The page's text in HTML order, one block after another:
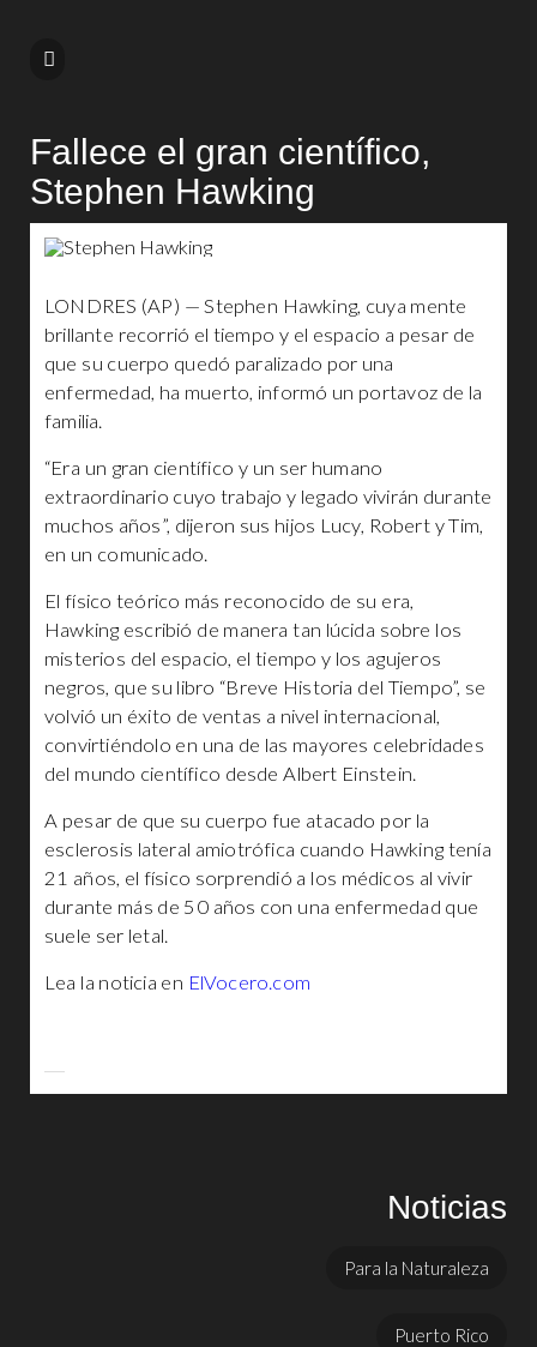
Fallece el gran científico,
Stephen Hawking
LONDRES (AP) — Stephen Hawking, cuya mente
brillante recorrió el tiempo y el espacio a pesar de
que su cuerpo quedó paralizado por una
enfermedad, ha muerto, informó un portavoz de la
familia.
“Era un gran científico y un ser humano
extraordinario cuyo trabajo y legado vivirán durante
muchos años”, dijeron sus hijos Lucy, Robert y Tim,
en un comunicado.
El físico teórico más reconocido de su era,
Hawking escribió de manera tan lúcida sobre los
misterios del espacio, el tiempo y los agujeros
negros, que su libro “Breve Historia del Tiempo”, se
volvió un éxito de ventas a nivel internacional,
convirtiéndolo en una de las mayores celebridades
del mundo científico desde Albert Einstein.
A pesar de que su cuerpo fue atacado por la
esclerosis lateral amiotrófica cuando Hawking tenía
21 años, el físico sorprendió a los médicos al vivir
durante más de 50 años con una enfermedad que
suele ser letal.
Lea la noticia en ElVocero.com
Noticias
Para la Naturaleza
Puerto Rico